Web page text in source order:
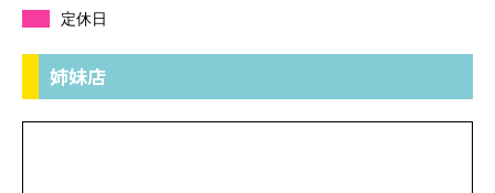
定休日
姉妹店